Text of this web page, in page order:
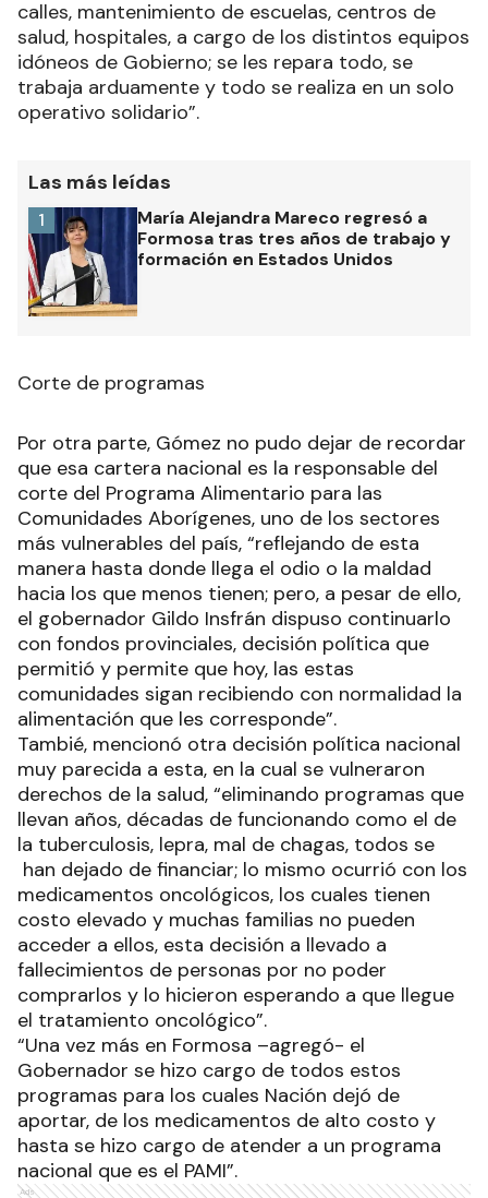
calles, mantenimiento de escuelas, centros de
salud, hospitales, a cargo de los distintos equipos
idóneos de Gobierno; se les repara todo, se
trabaja arduamente y todo se realiza en un solo
operativo solidario”.
Las más leídas
María Alejandra Mareco regresó a
Formosa tras tres años de trabajo y
formación en Estados Unidos
1
Corte de programas
Por otra parte, Gómez no pudo dejar de recordar
que esa cartera nacional es la responsable del
corte del Programa Alimentario para las
Comunidades Aborígenes, uno de los sectores
más vulnerables del país, “reflejando de esta
manera hasta donde llega el odio o la maldad
hacia los que menos tienen; pero, a pesar de ello,
el gobernador Gildo Insfrán dispuso continuarlo
con fondos provinciales, decisión política que
permitió y permite que hoy, las estas
comunidades sigan recibiendo con normalidad la
alimentación que les corresponde”.
Tambié, mencionó otra decisión política nacional
muy parecida a esta, en la cual se vulneraron
derechos de la salud, “eliminando programas que
llevan años, décadas de funcionando como el de
la tuberculosis, lepra, mal de chagas, todos se
han dejado de financiar; lo mismo ocurrió con los
medicamentos oncológicos, los cuales tienen
costo elevado y muchas familias no pueden
acceder a ellos, esta decisión a llevado a
fallecimientos de personas por no poder
comprarlos y lo hicieron esperando a que llegue
el tratamiento oncológico”.
“Una vez más en Formosa –agregó- el
Gobernador se hizo cargo de todos estos
programas para los cuales Nación dejó de
aportar, de los medicamentos de alto costo y
hasta se hizo cargo de atender a un programa
nacional que es el PAMI”.
Ads